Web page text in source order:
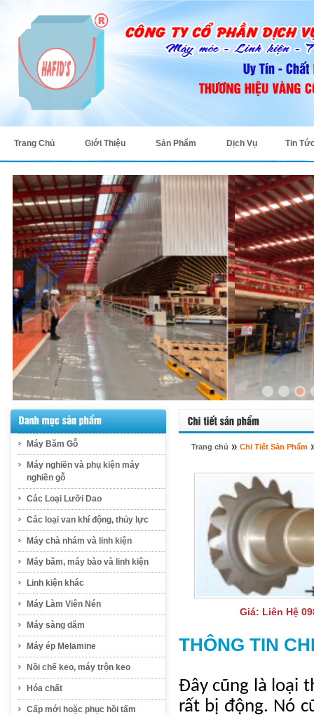
Trang Chủ Giới Thiệu Sản Phẩm Dịch Vụ Tin
Máy Băm Gỗ
Máy nghiền và phụ kiện máy
nghiền gỗ
Các Loại Lưỡi Dao
Các loại van khí động, thủy lực
Máy chà nhám và linh kiện
Máy băm, máy bào và linh kiện
Linh kiện khác
Máy Làm Viên Nén
Máy sàng dăm
Máy ép Melamine
Nồi chế keo, máy trộn keo
Hóa chất
Cấp mới hoặc phục hồi tấm
Trang chủ » Chi Tiết Sản Phẩm
Giá: Liên Hệ
THÔNG TIN
Đây cũng là loại
rất bị động. Nó